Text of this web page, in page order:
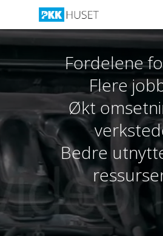
main
Fordelene
Flere
Økt
Bedre